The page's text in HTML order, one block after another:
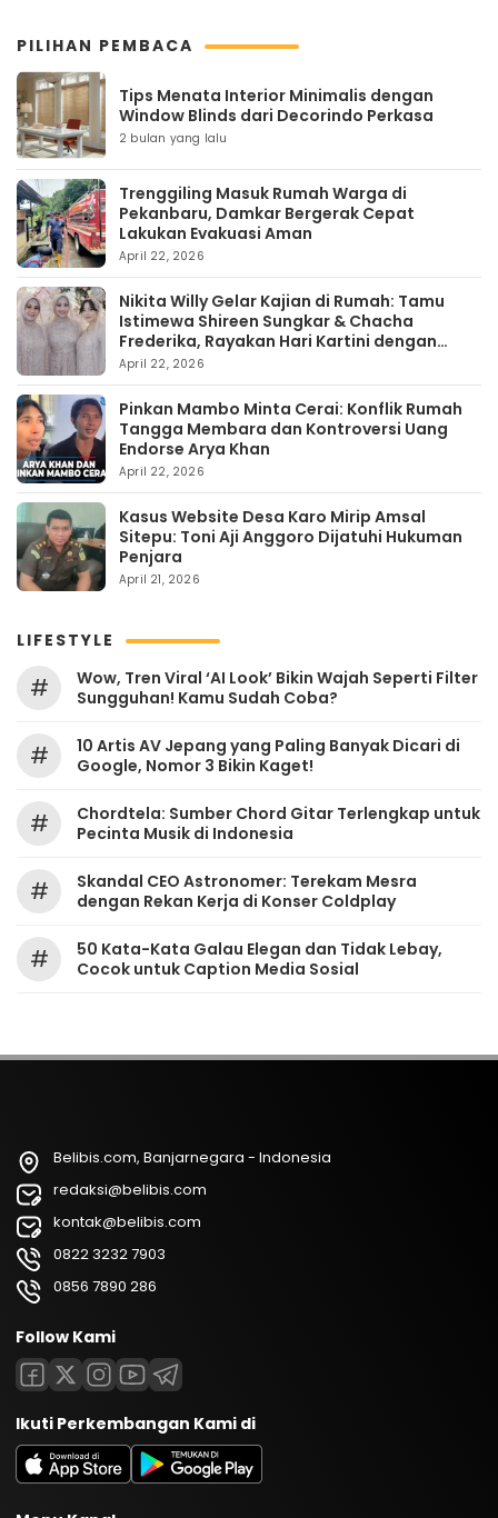
PILIHAN PEMBACA
Tips Menata Interior Minimalis dengan
Window Blinds dari Decorindo Perkasa
2 bulan yang lalu
Trenggiling Masuk Rumah Warga di
Pekanbaru, Damkar Bergerak Cepat
Lakukan Evakuasi Aman
April 22, 2026
Nikita Willy Gelar Kajian di Rumah: Tamu
Istimewa Shireen Sungkar & Chacha
Frederika, Rayakan Hari Kartini dengan
Kehangatan
April 22, 2026
Pinkan Mambo Minta Cerai: Konflik Rumah
Tangga Membara dan Kontroversi Uang
Endorse Arya Khan
April 22, 2026
Kasus Website Desa Karo Mirip Amsal
Sitepu: Toni Aji Anggoro Dijatuhi Hukuman
Penjara
April 21, 2026
LIFESTYLE
#
Wow, Tren Viral ‘AI Look’ Bikin Wajah Seperti Filter
Sungguhan! Kamu Sudah Coba?
#
10 Artis AV Jepang yang Paling Banyak Dicari di
Google, Nomor 3 Bikin Kaget!
#
Chordtela: Sumber Chord Gitar Terlengkap untuk
Pecinta Musik di Indonesia
#
Skandal CEO Astronomer: Terekam Mesra
dengan Rekan Kerja di Konser Coldplay
#
50 Kata-Kata Galau Elegan dan Tidak Lebay,
Cocok untuk Caption Media Sosial
Belibis.com, Banjarnegara - Indonesia
redaksi@belibis.com
kontak@belibis.com
0822 3232 7903
0856 7890 286
Follow Kami
Ikuti Perkembangan Kami di